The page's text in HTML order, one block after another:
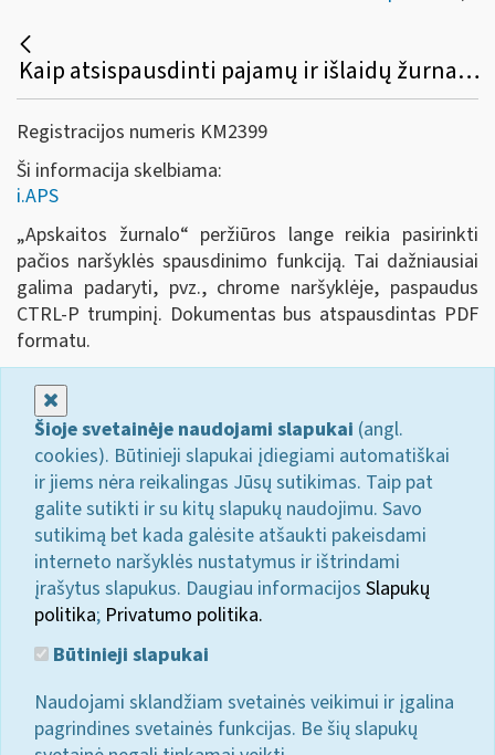
Kaip atsispausdinti pajamų ir išlaidų žurnalą?
Registracijos numeris KM2399
Ši informacija skelbiama:
i.APS
„Apskaitos žurnalo“ peržiūros lange reikia pasirinkti
pačios naršyklės spausdinimo funkciją. Tai dažniausiai
galima padaryti, pvz., chrome naršyklėje, paspaudus
CTRL-P trumpinį. Dokumentas bus atspausdintas PDF
formatu.
Šioje svetainėje naudojami slapukai (angl.
cookies). Būtinieji slapukai įdiegiami automatiškai
ir jiems nėra reikalingas Jūsų sutikimas. Taip pat
galite sutikti ir su kitų slapukų naudojimu. Savo
sutikimą bet kada galėsite atšaukti pakeisdami
interneto naršyklės nustatymus ir ištrindami
įrašytus slapukus. Daugiau informacijos Slapukų
politika; Privatumo politika.
Būtinieji slapukai
Naudojami sklandžiam svetainės veikimui ir įgalina
pagrindines svetainės funkcijas. Be šių slapukų